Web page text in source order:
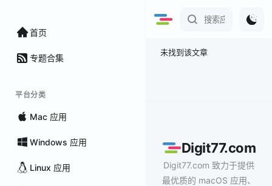
首页
专题合集
平台分类
Mac 应用
Windows 应用
Linux 应用
未找到该文章
Digit77.com
Digit77.com 致力于提供
最优质的 macOS 应用、